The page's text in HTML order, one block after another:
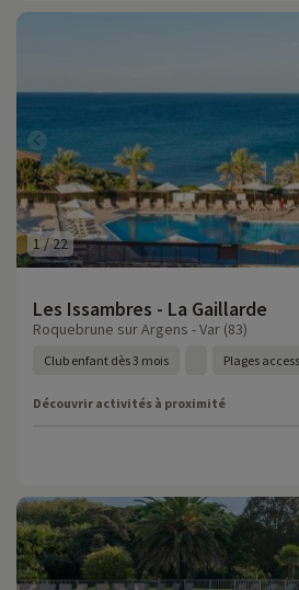
1 /22
Les Issambres - La Gaillarde
Roquebrune sur Argens - Var (83)
Club enfant dès 3 mois Plages
Découvrir activités à proximité